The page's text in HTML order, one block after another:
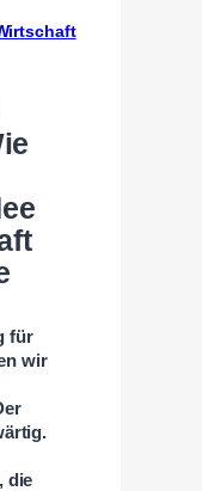
für
wir
die